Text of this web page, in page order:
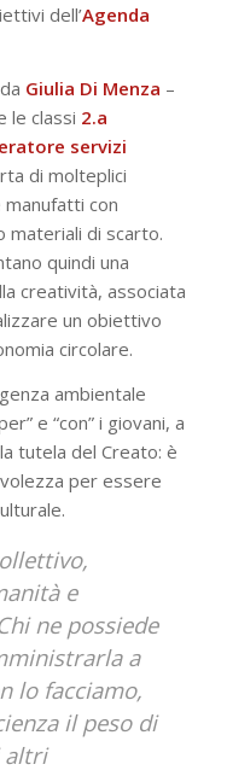
dell’Agenda
Giulia Di Menza –
le classi 2.a
servizi
di molteplici
con
materiali di scarto.
quindi una
creatività, associata
un obiettivo
circolare.
ambientale
e “con” i giovani, a
tutela del Creato: è
per essere
e
ne possiede
a
lo facciamo,
il peso di
altri